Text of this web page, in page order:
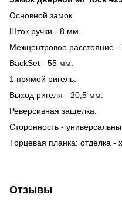
Основной замок
Шток ручки - 8 мм.
Межцентровое расстояние
BackSet - 55 мм.
1 прямой ригель.
Выход ригеля - 20,5 мм.
Реверсивная защелка.
Сторонность -
Торцевая планка: отделка -
Отзывы